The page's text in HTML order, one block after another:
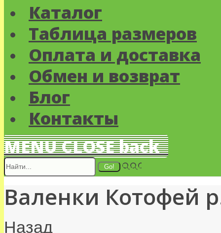
Каталог
Таблица размеров
Оплата и доставка
Обмен и возврат
Блог
Контакты
MENUCLOSEback
Поиск
Валенки Котофей
Назад